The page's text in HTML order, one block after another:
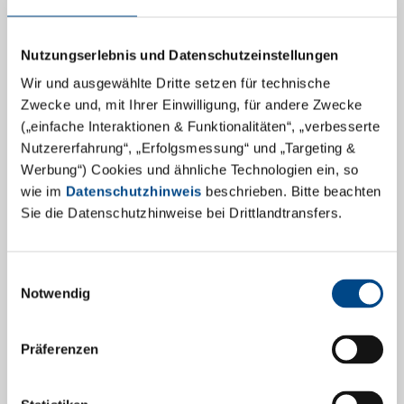
Nutzungserlebnis und Datenschutzeinstellungen
Wir und ausgewählte Dritte setzen für technische
Zwecke und, mit Ihrer Einwilligung, für andere Zwecke
(„einfache Interaktionen & Funktionalitäten“, „verbesserte
Nutzererfahrung“, „Erfolgsmessung“ und „Targeting &
Werbung“) Cookies und ähnliche Technologien ein, so
wie im Datenschutzhinweis beschrieben. Bitte beachten
Sie die Datenschutzhinweise bei Drittlandtransfers.
Notwendig
Präferenzen
Gut auf den Brexit vorbereitet!
Medikamente. Import, Export und Herstellung von
Gerade rechtzeitig zum Brexit hat die 2004 in Wien
gegründete ABF Pharmaceutical Services (GBA Group
Pharma), der einzige internationale